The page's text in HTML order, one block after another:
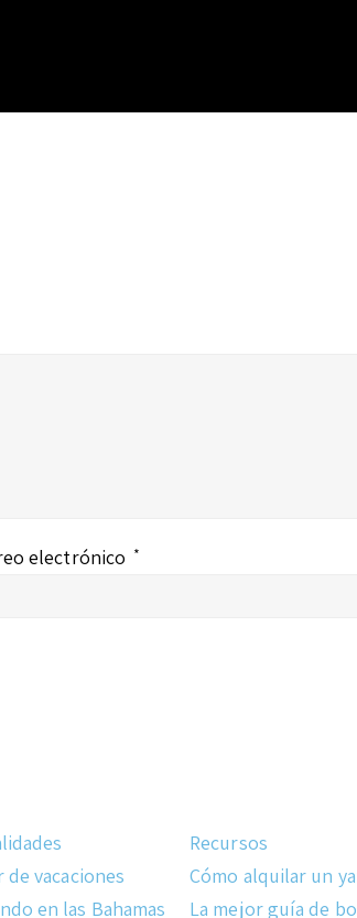
electrónico *
vacaciones
en las Bahamas
Recursos
Cómo alquilar un
La mejor guía de